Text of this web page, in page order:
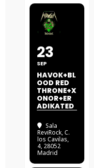
23
SEP
HAVOK+BL
OOD RED
THRONE+X
ONOR+ER
ADIKATED
Sala
ReviRock, C.
los Cavilas,
4, 28052
Madrid